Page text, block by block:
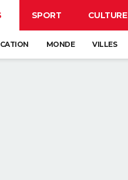
SPORT CULTURE
MONDE VILLES